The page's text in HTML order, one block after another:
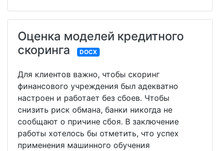
Оценка моделей кредитного
скоринга
DOCX
Для клиентов важно, чтобы скоринг
финансового учреждения был адекватно
настроен и работает без сбоев. Чтобы
снизить риск обмана, банки никогда не
сообщают о причине сбоя. В заключение
работы хотелось бы отметить, что успех
применения машинного обучения